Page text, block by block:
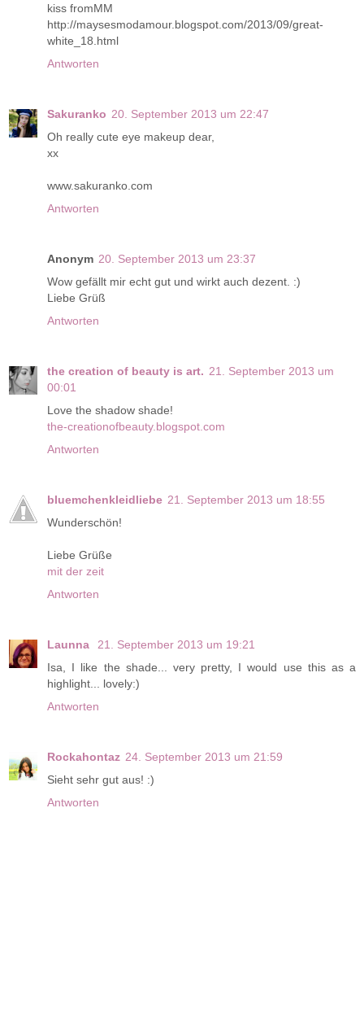
kiss fromMM
http://maysesmodamour.blogspot.com/2013/09/great-
white_18.html
Antworten
Sakuranko 20. September 2013 um 22:47
Oh really cute eye makeup dear,
xx
www.sakuranko.com
Antworten
Anonym 20. September 2013 um 23:37
Wow gefällt mir echt gut und wirkt auch dezent. :)
Liebe Grüß
Antworten
the creation of beauty is art. 21. September 2013 um
00:01
Love the shadow shade!
the-creationofbeauty.blogspot.com
Antworten
bluemchenkleidliebe 21. September 2013 um 18:55
Wunderschön!
Liebe Grüße
mit der zeit
Antworten
Launna
21. September 2013 um 19:21
Isa, I like the shade... very pretty, I would use this as a
highlight... lovely:)
Antworten
Rockahontaz 24. September 2013 um 21:59
Sieht sehr gut aus! :)
Antworten